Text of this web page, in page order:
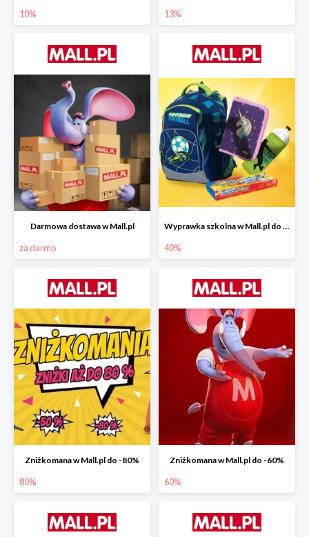
10% 13%
Darmowa dostawa w Mall.pl
za darmo
Wyprawka szkolna w Mall.pl do -40%
40%
Zniżkomana w Mall.pl do -80%
80%
Zniżkomana w Mall.pl do -60%
60%